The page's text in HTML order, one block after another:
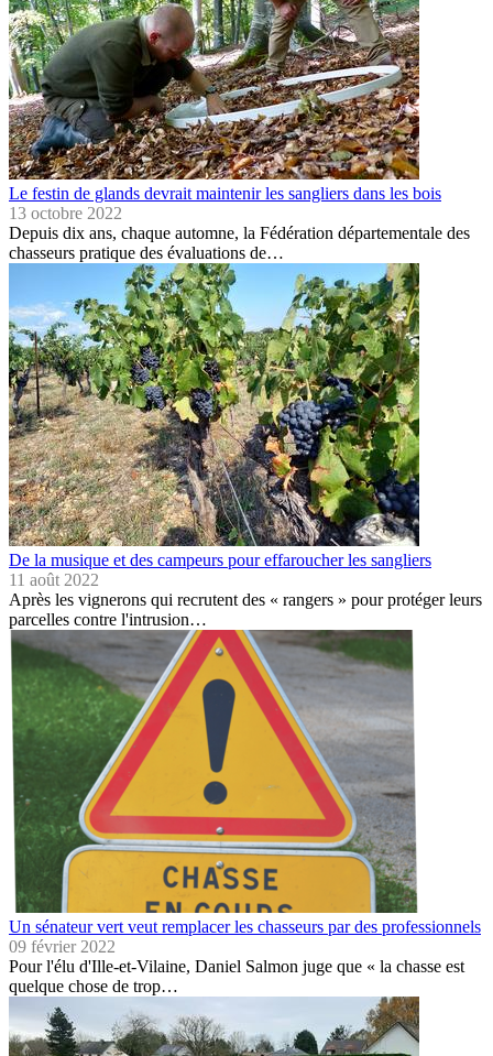
Le festin de glands devrait maintenir les sangliers dans les bois
13 octobre 2022
Depuis dix ans, chaque automne, la Fédération départementale des
chasseurs pratique des évaluations de…
De la musique et des campeurs pour effaroucher les sangliers
11 août 2022
Après les vignerons qui recrutent des « rangers » pour protéger leurs
parcelles contre l'intrusion…
Un sénateur vert veut remplacer les chasseurs par des professionnels
09 février 2022
Pour l'élu d'Ille-et-Vilaine, Daniel Salmon juge que « la chasse est
quelque chose de trop…